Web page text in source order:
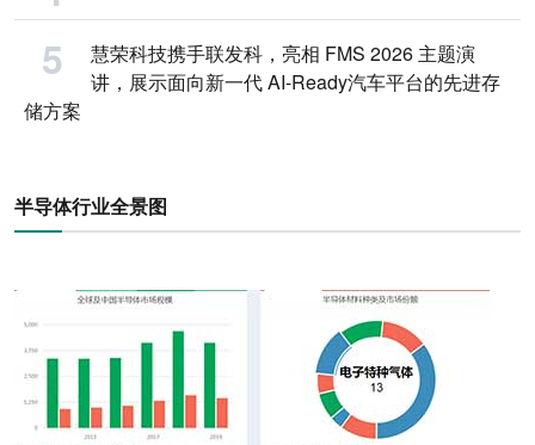
慧荣科技携手联发科，亮相 FMS 2026 主题演
讲，展示面向新一代 AI-Ready汽车平台的先进存
储方案
半导体行业全景图